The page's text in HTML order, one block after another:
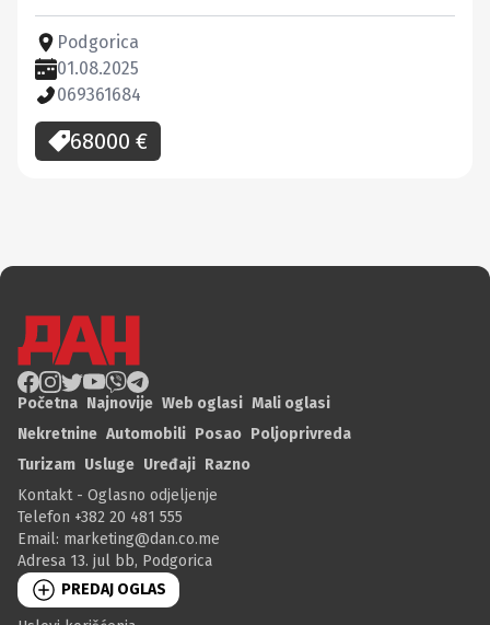
Podgorica
01.08.2025
069361684
68000 €
Početna Najnovije Web oglasi Mali oglasi
Nekretnine Automobili Posao Poljoprivreda
Turizam Usluge Uređaji Razno
Kontakt - Oglasno odjeljenje
Telefon +382 20 481 555
Email: marketing@dan.co.me
Adresa 13. jul bb, Podgorica
PREDAJ OGLAS